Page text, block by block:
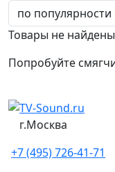
Товары не найдены
Попробуйте
г.Москва
+7 (495) 726-41-71